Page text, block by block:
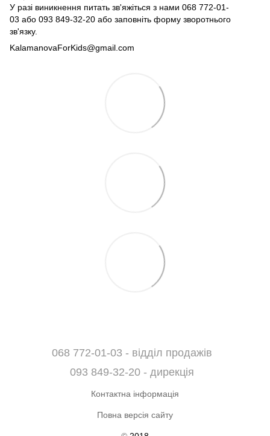
У разі виникнення питать зв'яжіться з нами 068 772-01-
03 або 093 849-32-20 або заповніть форму зворотнього
зв'язку.
KalamanovaForKids@gmail.com
068 772-01-03 - відділ продажів
093 849-32-20 - дирекція
Контактна інформація
Повна версія сайту